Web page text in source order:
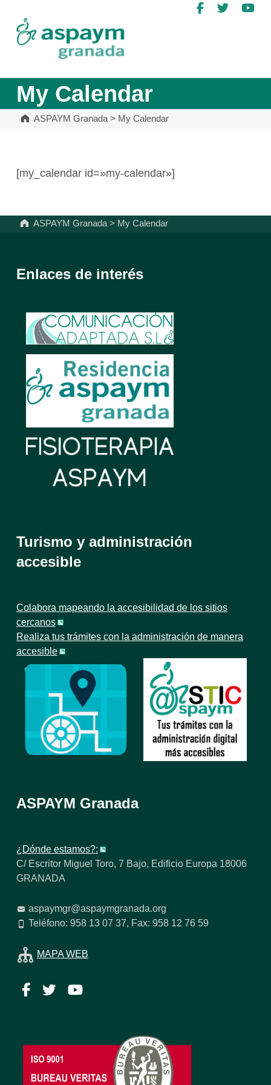
Facebook
Twitter
My Calendar
ASPAYM Granada> My Calendar
[my_calendar id=»my-calendar»]
ASPAYM Granada > My Calendar
Enlaces de interés
Turismo y administración
accesible
Colabora mapeando la accesibilidad de los sitios
cercanos
Realiza tus trámites con la administración de manera
accesible
ASPAYM Granada
¿Dónde estamos?:
C/ Escritor Miguel Toro, 7 Bajo, Edificio Europa 18006
GRANADA
aspaymgr@aspaymgranada.org
Teléfono: 958 13 07 37, Fax: 958 12 76 59
MAPA WEB
Facebook
TwitterYouTube